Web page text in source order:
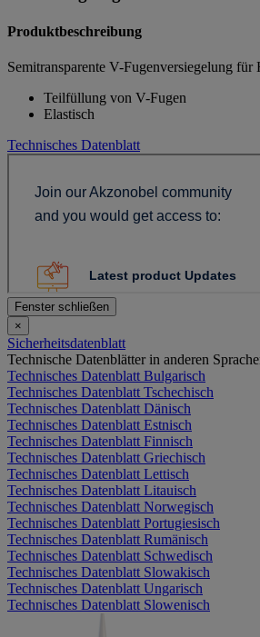
Produktbeschreibung
Semitransparente V-Fugenversiegelung für
Teilfüllung von V-Fugen
Elastisch
Technisches Datenblatt
Fenster schließen
×
Sicherheitsdatenblatt
Technische Datenblätter in anderen
Technisches Datenblatt Bulgarisch
Technisches Datenblatt Tschechisch
Technisches Datenblatt Dänisch
Technisches Datenblatt Estnisch
Technisches Datenblatt Finnisch
Technisches Datenblatt Griechisch
Technisches Datenblatt Lettisch
Technisches Datenblatt Litauisch
Technisches Datenblatt Norwegisch
Technisches Datenblatt Portugiesisch
Technisches Datenblatt Rumänisch
Technisches Datenblatt Schwedisch
Technisches Datenblatt Slowakisch
Technisches Datenblatt Ungarisch
Technisches Datenblatt Slowenisch